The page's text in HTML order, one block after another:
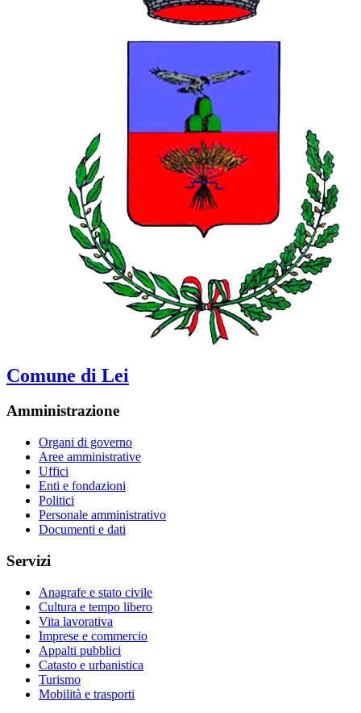
Comune di Lei
Amministrazione
Organi di governo
Aree amministrative
Uffici
Enti e fondazioni
Politici
Personale amministrativo
Documenti e dati
Servizi
Anagrafe e stato civile
Cultura e tempo libero
Vita lavorativa
Imprese e commercio
Appalti pubblici
Catasto e urbanistica
Turismo
Mobilità e trasporti